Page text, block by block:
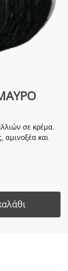
σε κρέμα.
αμινοξέα και